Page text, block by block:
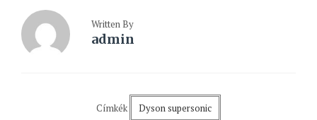
Written By
admin
Címkék Dyson supersonic